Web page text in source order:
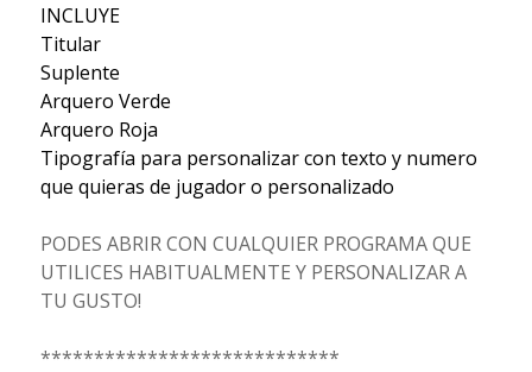
INCLUYE
Titular
Suplente
Arquero Verde
Arquero Roja
Tipografía para personalizar con texto y numero
que quieras de jugador o personalizado
PODES ABRIR CON CUALQUIER PROGRAMA QUE
UTILICES HABITUALMENTE Y PERSONALIZAR A
TU GUSTO!
****************************